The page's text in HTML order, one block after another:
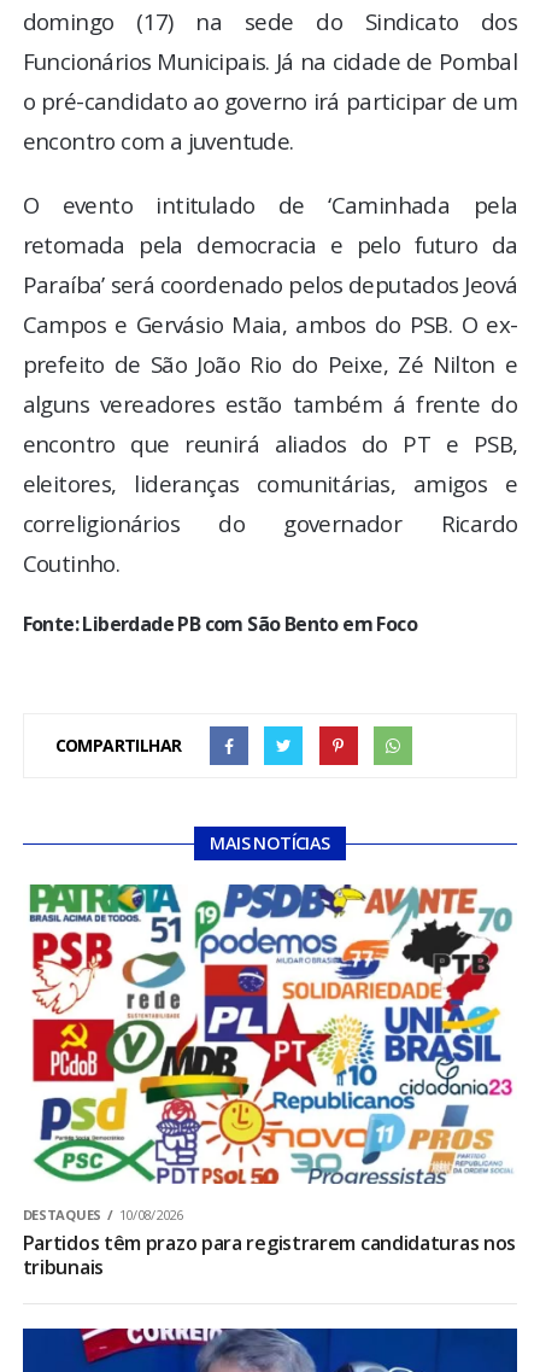
domingo (17) na sede do Sindicato dos
Funcionários Municipais. Já na cidade de Pombal
o pré-candidato ao governo irá participar de um
encontro com a juventude.
O evento intitulado de ‘Caminhada pela
retomada pela democracia e pelo futuro da
Paraíba’ será coordenado pelos deputados Jeová
Campos e Gervásio Maia, ambos do PSB. O ex-
prefeito de São João Rio do Peixe, Zé Nilton e
alguns vereadores estão também á frente do
encontro que reunirá aliados do PT e PSB,
eleitores, lideranças comunitárias, amigos e
correligionários do governador Ricardo
Coutinho.
Fonte: Liberdade PB com São Bento em Foco
COMPARTILHAR
MAIS NOTÍCIAS
DESTAQUES 10/08/2026
Partidos têm prazo para registrarem candidaturas nos
tribunais